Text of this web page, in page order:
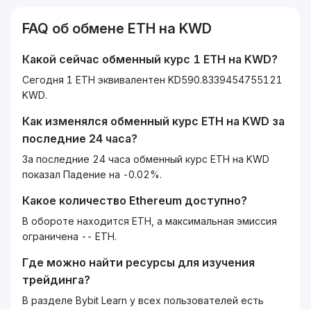
FAQ об обмене ETH на KWD
Какой сейчас обменный курс 1 ETH на KWD?
Сегодня 1 ETH эквивалентен KD590.8339454755121
KWD.
Как изменялся обменный курс ETH на KWD за
последние 24 часа?
За последние 24 часа обменный курс ETH на KWD
показал Падение на -0.02%.
Какое количество Ethereum доступно?
В обороте находится ETH, а максимальная эмиссия
ограничена -- ETH.
Где можно найти ресурсы для изучения
трейдинга?
В разделе Bybit Learn у всех пользователей есть